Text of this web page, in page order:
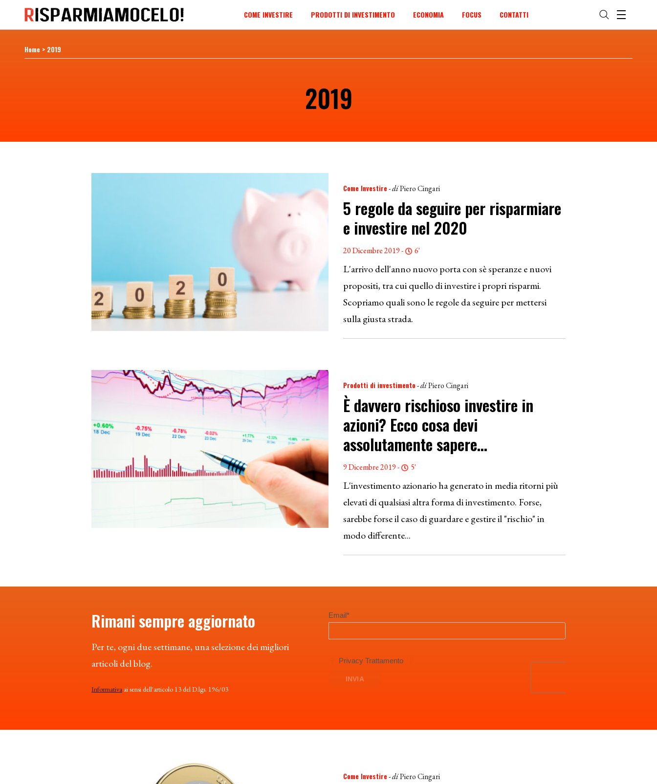
COME INVESTIRE PRODOTTI DI INVESTIMENTO ECONOMIA FOCUS CONTATTI
Home > 2019
2019
Come Investire- diPiero Cingari
5 regole da seguire per risparmiare
e investire nel 2020
20 Dicembre 2019 - 6'
L'arrivo dell'anno nuovo porta con sè speranze e nuovi
propositi, tra cui quello di investire i propri risparmi.
Scopriamo quali sono le regole da seguire per mettersi
sulla giusta strada.
Prodotti di investimento- diPiero Cingari
È davvero rischioso investire in
azioni? Ecco cosa devi
assolutamente sapere…
9 Dicembre 2019 - 5'
L'investimento azionario ha generato in media ritorni più
elevati di qualsiasi altra forma di investimento. Forse,
sarebbe forse il caso di guardare e gestire il "rischio" in
modo differente...
Rimani sempre aggiornato
Per te, ogni due settimane, una selezione dei migliori
articoli del blog.
Informativaai sensi dell'articolo 13 del D.lgs. 196/03
Come Investire- diPiero Cingari